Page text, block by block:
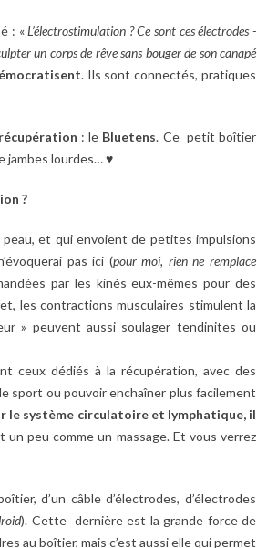
: «L’électrostimulation ? Ce sont ces électrodes -
un corps de rêve sans bouger de son canapé
. Ils sont connectés, pratiques
: le Bluetens. Ce petit boîtier
jambes lourdes… ♥
?
et qui envoient de petites impulsions
pas ici (pour moi, rien ne remplace
par les kinés eux-mêmes pour des
les contractions musculaires stimulent la
» peuvent aussi soulager tendinites ou
ceux dédiés à la récupération, avec des
sport ou pouvoir enchaîner plus facilement
le système circulatoire et lymphatique, il
un peu comme un massage. Et vous verrez
d’un câble d’électrodes, d’électrodes
). Cette dernière est la grande force de
au boîtier, mais c’est aussi elle qui permet